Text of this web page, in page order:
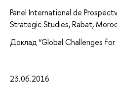
Panel International de
Strategic Studies, Rabat,
Доклад “Global Challenges
23.06.2016